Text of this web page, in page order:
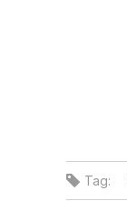
Tag: